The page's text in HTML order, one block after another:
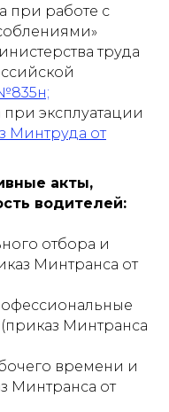
при работе с
труда
№835н;
эксплуатации
Минтруда от
акты,
водителей:
отбора и
Минтранса от
Минтранса
времени и
Минтранса от